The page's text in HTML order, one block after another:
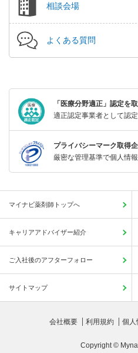
相談会場
よくある質問
「医療分野適正」認定を
適正認定事業者として認定
プライバシーマーク取得
厳密な管理基準で個人情
マイナビ薬剤師トップへ
キャリアアドバイザー紹介
ご入社後のアフターフォロー
サイトマップ
会社概要 利用規約 個人
Copyright ©